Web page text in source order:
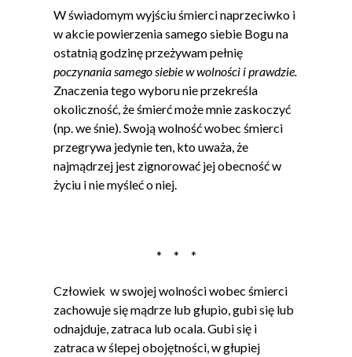
W świadomym wyjściu śmierci naprzeciwko i
w akcie powierzenia samego siebie Bogu na
ostatnią godzinę przeżywam pełnię
poczynania samego siebie w wolności i prawdzie.
Znaczenia tego wyboru nie przekreśla
okoliczność, że śmierć może mnie zaskoczyć
(np. we śnie). Swoją wolność wobec śmierci
przegrywa jedynie ten, kto uważa, że
najmądrzej jest zignorować jej obecność w
życiu i nie myśleć o niej.
* * *
Człowiek w swojej wolności wobec śmierci
zachowuje się mądrze lub głupio, gubi się lub
odnajduje, zatraca lub ocala. Gubi się i
zatraca w ślepej obojętności, w głupiej